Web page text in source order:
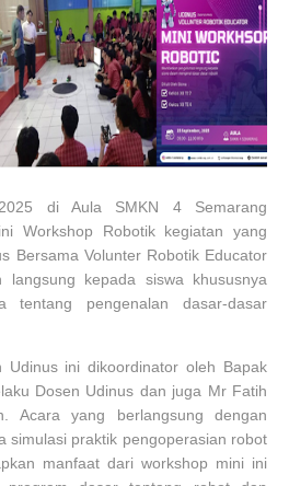
di Aula SMKN 4 Semarang
Workshop Robotik kegiatan yang
Bersama Volunter Robotik Educator
langsung kepada siswa khususnya
tentang pengenalan dasar-dasar
ini dikoordinator oleh Bapak
Dosen Udinus dan juga Mr Fatih
Acara yang berlangsung dengan
simulasi praktik pengoperasian robot
manfaat dari workshop mini ini